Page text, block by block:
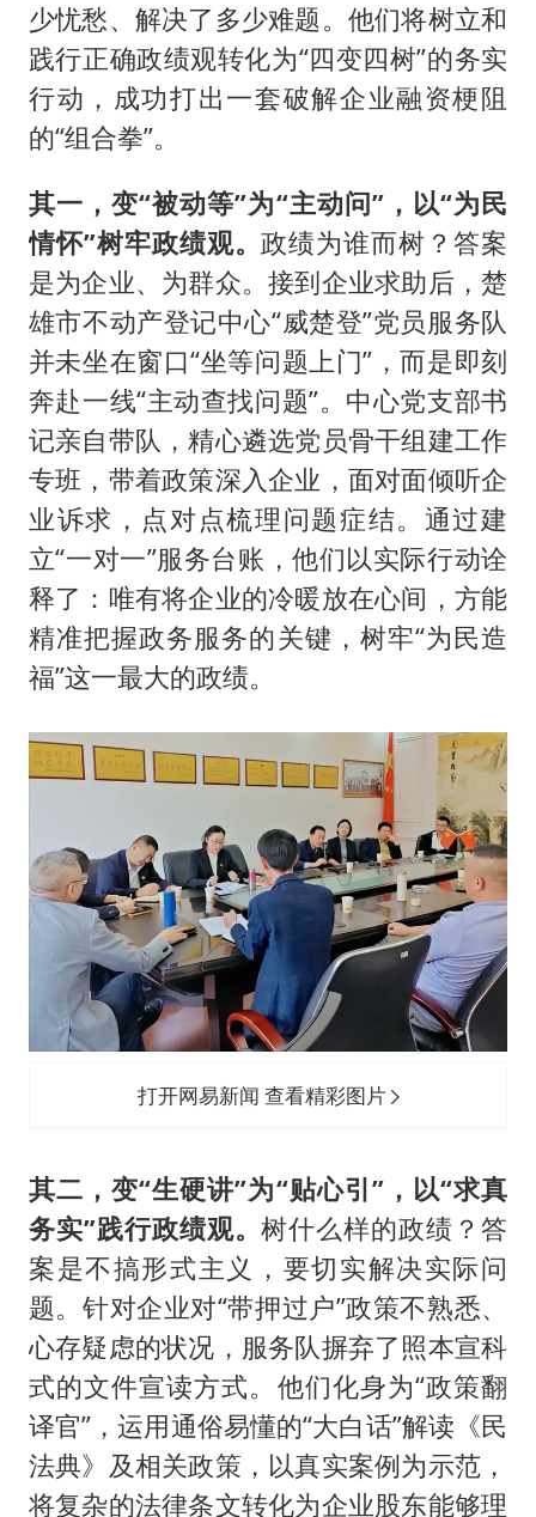
少忧愁、解决了多少难题。他们将树立和
践行正确政绩观转化为“四变四树”的务实
行动，成功打出一套破解企业融资梗阻
的“组合拳”。
其一，变“被动等”为“主动问”，以“为民
情怀”树牢政绩观。政绩为谁而树？答案
是为企业、为群众。接到企业求助后，楚
雄市不动产登记中心“威楚登”党员服务队
并未坐在窗口“坐等问题上门”，而是即刻
奔赴一线“主动查找问题”。中心党支部书
记亲自带队，精心遴选党员骨干组建工作
专班，带着政策深入企业，面对面倾听企
业诉求，点对点梳理问题症结。通过建
立“一对一”服务台账，他们以实际行动诠
释了：唯有将企业的冷暖放在心间，方能
精准把握政务服务的关键，树牢“为民造
福”这一最大的政绩。
打开网易新闻 查看精彩图片
其二，变“生硬讲”为“贴心引”，以“求真
务实”践行政绩观。树什么样的政绩？答
案是不搞形式主义，要切实解决实际问
题。针对企业对“带押过户”政策不熟悉、
心存疑虑的状况，服务队摒弃了照本宣科
式的文件宣读方式。他们化身为“政策翻
译官”，运用通俗易懂的“大白话”解读《民
法典》及相关政策，以真实案例为示范，
将复杂的法律条文转化为企业股东能够理